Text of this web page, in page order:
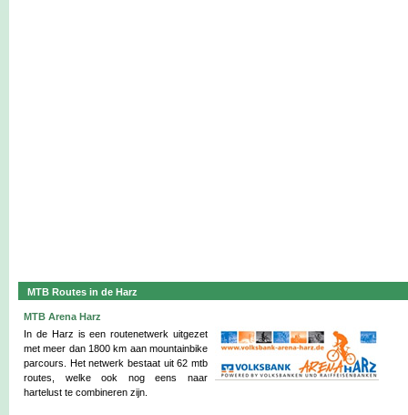
MTB Routes in de Harz
MTB Arena Harz
In de Harz is een routenetwerk uitgezet
met meer dan 1800 km aan mountainbike
parcours. Het netwerk bestaat uit 62 mtb
routes, welke ook nog eens naar
hartelust te combineren zijn.